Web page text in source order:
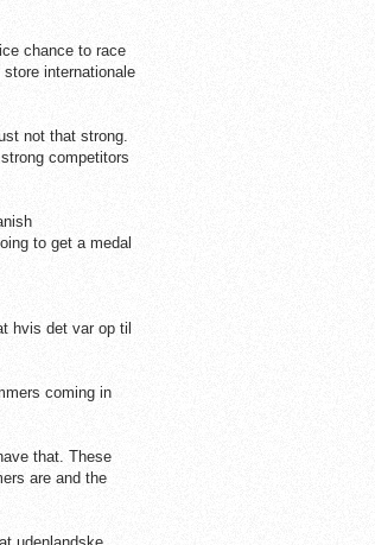
chance to race
internationale
not that strong.
competitors
to get a medal
hvis det var op til
coming in
that. These
are and the